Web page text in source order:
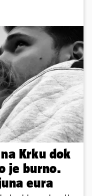
Krku dok
je burno.
eura